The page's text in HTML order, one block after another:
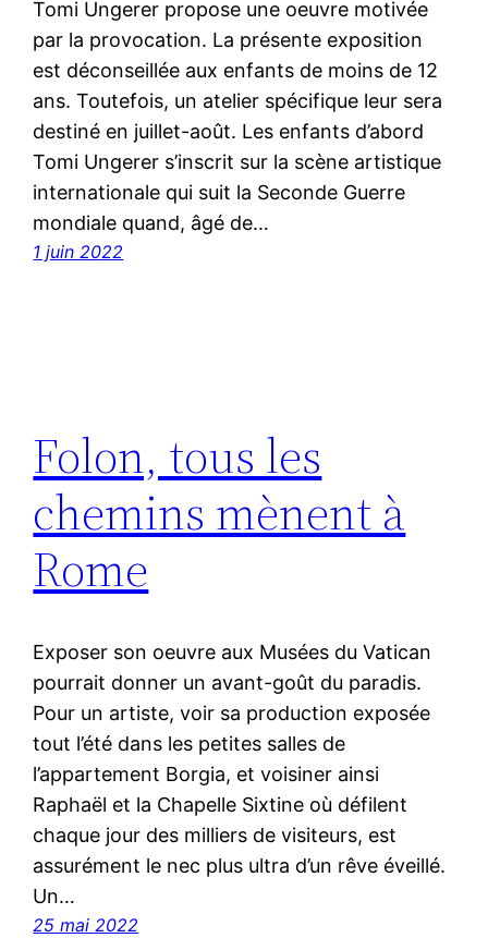
Tomi Ungerer propose une oeuvre motivée
par la provocation. La présente exposition
est déconseillée aux enfants de moins de 12
ans. Toutefois, un atelier spécifique leur sera
destiné en juillet-août. Les enfants d’abord
Tomi Ungerer s’inscrit sur la scène artistique
internationale qui suit la Seconde Guerre
mondiale quand, âgé de…
1 juin 2022
Folon, tous les
chemins mènent à
Rome
Exposer son oeuvre aux Musées du Vatican
pourrait donner un avant-goût du paradis.
Pour un artiste, voir sa production exposée
tout l’été dans les petites salles de
l’appartement Borgia, et voisiner ainsi
Raphaël et la Chapelle Sixtine où défilent
chaque jour des milliers de visiteurs, est
assurément le nec plus ultra d’un rêve éveillé.
Un…
25 mai 2022